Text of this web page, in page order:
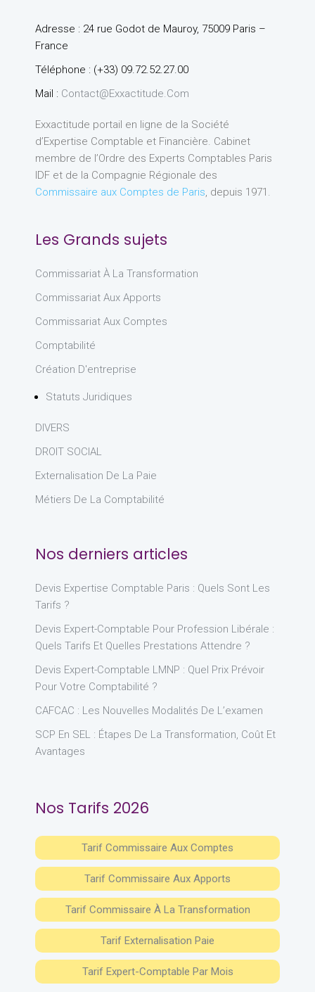
Adresse : 24 rue Godot de Mauroy, 75009 Paris –
France
Téléphone : (+33) 09.72.52.27.00
Mail : Contact@exxactitude.com
Exxactitude portail en ligne de la Société
d’Expertise Comptable et Financière. Cabinet
membre de l’Ordre des Experts Comptables Paris
IDF et de la Compagnie Régionale des
Commissaire aux Comptes de Paris, depuis 1971.
Les Grands sujets
Commissariat À La Transformation
Commissariat Aux Apports
Commissariat Aux Comptes
Comptabilité
Création D'entreprise
Statuts Juridiques
DIVERS
DROIT SOCIAL
Externalisation De La Paie
Métiers De La Comptabilité
Nos derniers articles
Devis Expertise Comptable Paris : Quels Sont Les
Tarifs ?
Devis Expert-Comptable Pour Profession Libérale :
Quels Tarifs Et Quelles Prestations Attendre ?
Devis Expert-Comptable LMNP : Quel Prix Prévoir
Pour Votre Comptabilité ?
CAFCAC : Les Nouvelles Modalités De L’examen
SCP En SEL : Étapes De La Transformation, Coût Et
Avantages
Nos Tarifs 2026
Tarif Commissaire Aux Comptes
Tarif Commissaire Aux Apports
Tarif Commissaire À La Transformation
Tarif Externalisation Paie
Tarif Expert-Comptable Par Mois